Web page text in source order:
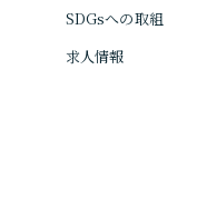
SDGsへの取組
求人情報